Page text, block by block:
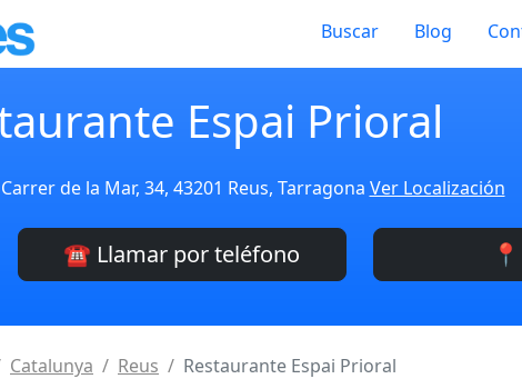
Buscar Blog
Espai Prioral
Carrer de la Mar, 34, 43201 Reus, Tarragona Ver Localización
☎️ Llamar por teléfono
Catalunya Reus Restaurante Espai Prioral